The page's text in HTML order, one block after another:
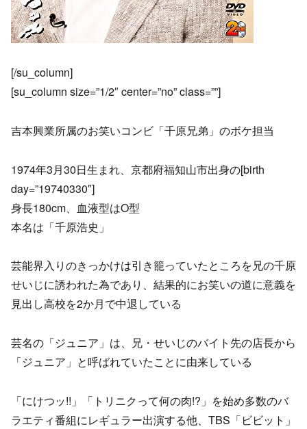
[/su_column]
[su_column size=”1/2″ center=”no” class=””]
吉本興業所属のお笑いコンビ「千原兄弟」のボケ担当
1974年3月30日生まれ、京都府福知山市出身の[birth
day=”19740330″]
身長180cm、血液型はO型
本名は「千原浩史」
芸能界入りのきっかけは引き籠っていたところを兄の千原
せいじに誘われた為であり、結果的にお笑いの道に意義を
見出し高校を2か月で中退している
芸名の「ジュニア」は、兄・せいじのバイト先の店長から
「ジュニア」と呼ばれていたことに由来している
「にけつッ!!」「トリニクって何の肉!?」を始め多数のバ
ラエティ番組にレギュラー出演する他、TBS「ビビット」